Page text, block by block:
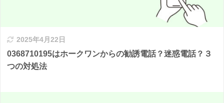
2025年4月22日
0368710195はホークワンからの勧誘電話？迷惑電話？３
つの対処法